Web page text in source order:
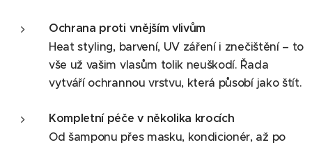
Ochrana proti vnějším vlivům
Heat styling, barvení, UV záření i znečištění – to
vše už vašim vlasům tolik neuškodí. Řada
vytváří ochrannou vrstvu, která působí jako štít.
Kompletní péče v několika krocích
Od šamponu přes masku, kondicionér, až po